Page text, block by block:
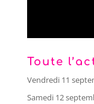
Toute
Vendredi 11
Samedi 12